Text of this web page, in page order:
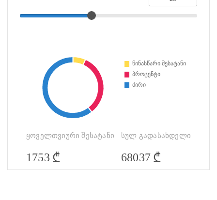
ყოველთვიური შესატანი
1753 ₾
სულ გადასახდელი
68037 ₾